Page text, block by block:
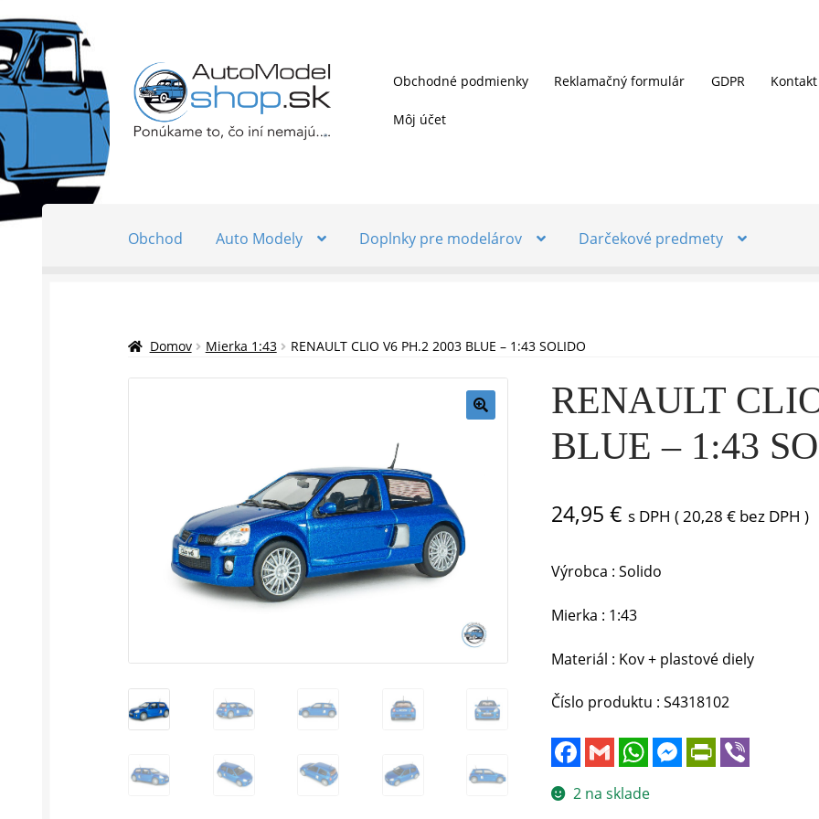
Preskočiť
na
navigáciu
Preskočiť
na
obsah
Obchodné podmienky Reklamačný formulár GDPR Kontakt
Môj účet
Obchod Auto Modely Doplnky pre modelárov Darčekové predmety
Domov Mierka 1:43 RENAULT CLIO V6 PH.2 2003 BLUE – 1:43 SOLIDO
RENAULT
BLUE – 1:43
24,95 € s DPH (20,28 €bez DPH )
Výrobca : Solido
Mierka : 1:43
Materiál : Kov + plastové diely
Číslo produktu : S4318102
e
b
G
m
i
l
W
t
s
M
2 na sklade